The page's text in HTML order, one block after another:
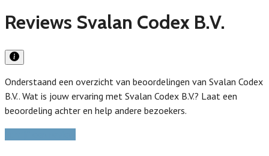
Reviews Svalan Codex B.V.
Onderstaand een overzicht van beoordelingen van Svalan Codex
B.V.. Wat is jouw ervaring met Svalan Codex B.V.? Laat een
beoordeling achter en help andere bezoekers.